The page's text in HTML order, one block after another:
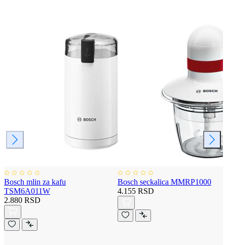
Bosch mlin za kafu
TSM6A011W
2.880 RSD
Bosch seckalica MMRP1000
4.155 RSD